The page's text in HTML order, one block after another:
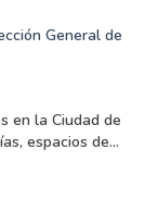
General de
en la Ciudad de
espacios de...